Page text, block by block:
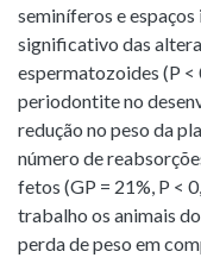
seminíferos e
significativo das
espermatozoides (P
periodontite no
redução no peso da
número de
fetos (GP = 21%, P <
trabalho os animais
perda de peso em